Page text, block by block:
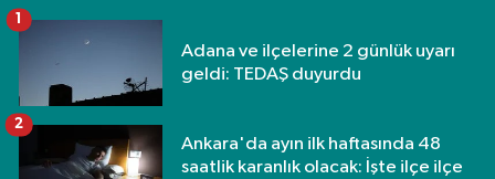
Adana ve ilçelerine 2 günlük uyarı
geldi: TEDAŞ duyurdu
1
Ankara'da ayın ilk haftasında 48
saatlik karanlık olacak: İşte ilçe ilçe
2